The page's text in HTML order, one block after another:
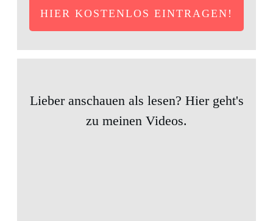
HIER KOSTENLOS EINTRAGEN!
Lieber anschauen als lesen? Hier geht's
zu meinen Videos.